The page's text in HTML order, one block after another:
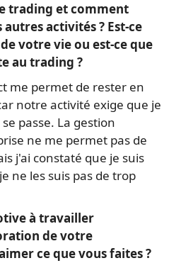
trading et comment
activités ? Est-ce
votre vie ou est-ce que
au trading ?
me permet de rester en
notre activité exige que je
passe. La gestion
ne me permet pas de
j'ai constaté que je suis
ne les suis pas de trop
à travailler
de votre
ce que vous faites ?